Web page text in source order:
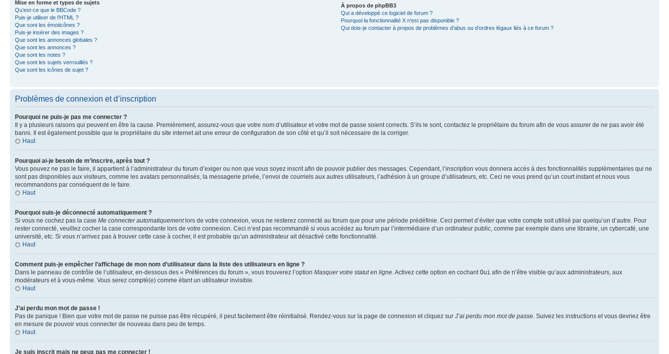
Mise en forme et types de sujets
Qu’est-ce que le BBCode ?
Puis-je utiliser de l’HTML ?
Que sont les émoticônes ?
Puis-je insérer des images ?
Que sont les annonces globales ?
Que sont les annonces ?
Que sont les notes ?
Que sont les sujets verrouillés ?
Que sont les icônes de sujet ?
À propos de phpBB3
Qui a développé ce logiciel de forum ?
Pourquoi la fonctionnalité X n’est pas disponible ?
Qui dois-je contacter à propos de problèmes d’abus ou d’ordres légaux liés à ce forum ?
Problèmes de connexion et d’inscription
Pourquoi ne puis-je pas me connecter ?
Il y a plusieurs raisons qui peuvent en être la cause. Premièrement, assurez-vous que votre nom d’utilisateur et votre mot de passe soient corrects. S’ils le sont, contactez le propriétaire du forum afin de vous assurer de ne pas avoir été
banni. Il est également possible que le propriétaire du site internet ait une erreur de configuration de son côté et qu’il soit nécessaire de la corriger.
Haut
Pourquoi ai-je besoin de m’inscrire, après tout ?
Vous pouvez ne pas le faire, il appartient à l’administrateur du forum d’exiger ou non que vous soyez inscrit afin de pouvoir publier des messages. Cependant, l’inscription vous donnera accès à des fonctionnalités supplémentaires qui ne
sont pas disponibles aux visiteurs, comme les avatars personnalisés, la messagerie privée, l’envoi de courriels aux autres utilisateurs, l’adhésion à un groupe d’utilisateurs, etc. Ceci ne vous prend qu’un court instant et nous vous
recommandons par conséquent de le faire.
Haut
Pourquoi suis-je déconnecté automatiquement ?
Si vous ne cochez pas la case Me connecter automatiquementlors de votre connexion, vous ne resterez connecté au forum que pour une période prédéfinie. Ceci permet d’éviter que votre compte soit utilisé par quelqu’un d’autre. Pour
rester connecté, veuillez cocher la case correspondante lors de votre connexion. Ceci n’est pas recommandé si vous accédez au forum par l’intermédiaire d’un ordinateur public, comme par exemple dans une librairie, un cybercafé, une
université, etc. Si vous n’arrivez pas à trouver cette case à cocher, il est probable qu’un administrateur ait désactivé cette fonctionnalité.
Haut
Comment puis-je empêcher l’affichage de mon nom d’utilisateur dans la liste des utilisateurs en ligne ?
Dans le panneau de contrôle de l’utilisateur, en-dessous des « Préférences du forum », vous trouverez l’option Masquer votre statut en ligne. Activez cette option en cochantOui afin de n’être visible qu’aux administrateurs, aux
modérateurs et à vous-même. Vous serez compté(e) comme étant un utilisateur invisible.
Haut
J’ai perdu mon mot de passe !
Pas de panique ! Bien que votre mot de passe ne puisse pas être récupéré, il peut facilement être réinitialisé. Rendez-vous sur la page de connexion et cliquez sur J’ai perdu mon mot de passe. Suivez les instructions et vous devriez être
en mesure de pouvoir vous connecter de nouveau dans peu de temps.
Haut
Je suis inscrit mais ne peux pas me connecter !